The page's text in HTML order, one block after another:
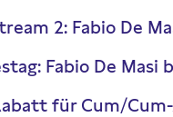
2: Fabio De
Fabio De
für Cum/